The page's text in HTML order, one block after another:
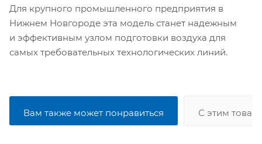
Для крупного промышленного предприятия в
Нижнем Новгороде эта модель станет надежным
и эффективным узлом подготовки воздуха для
самых требовательных технологических линий.
Вам также может понравиться С этим